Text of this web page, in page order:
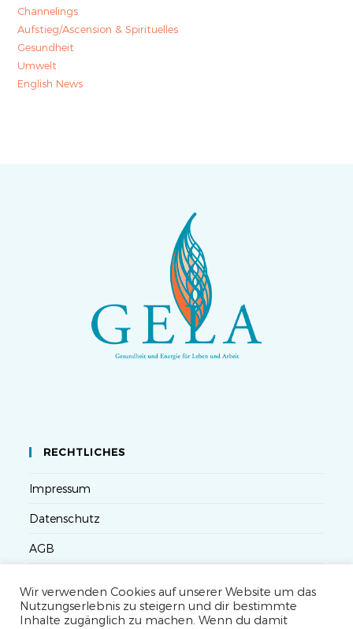
Channelings
Aufstieg/Ascension & Spirituelles
Gesundheit
Umwelt
English News
RECHTLICHES
Impressum
Datenschutz
AGB
Widerruf
Wir verwenden Cookies auf unserer Website um das
Nutzungserlebnis zu steigern und dir bestimmte
Inhalte zugänglich zu machen. Wenn du damit